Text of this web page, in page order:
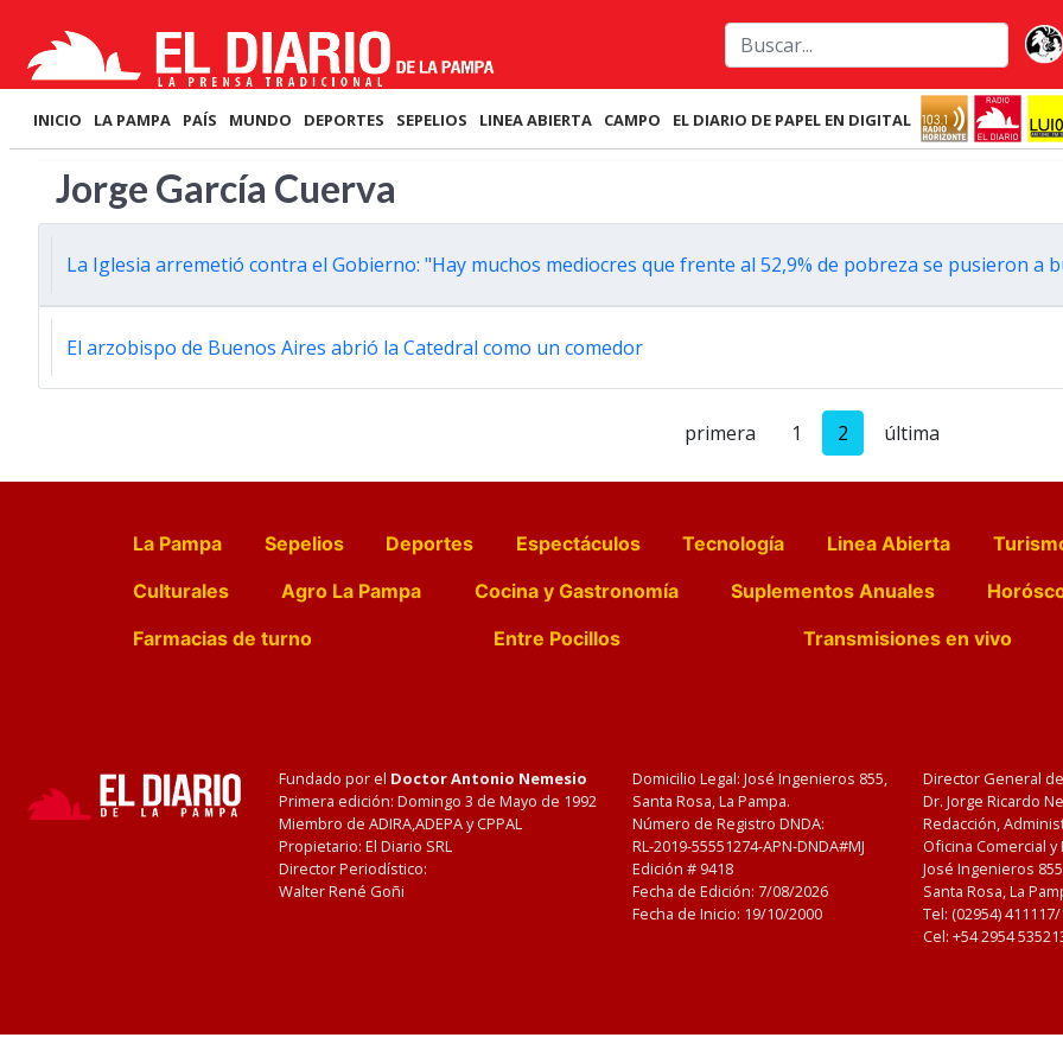
INICIO LA PAMPA PAÍS MUNDO DEPORTES SEPELIOS LINEA ABIERTA CAMPO EL DIARIO DE PAPEL EN DIGITAL
Jorge García Cuerva
La Iglesia arremetió contra el Gobierno: "Hay muchos mediocres que frente al 52,9% de pobreza se pusieron a
El arzobispo de Buenos Aires abrió la Catedral como un comedor
primera 1 2 última
La Pampa Sepelios Deportes Espectáculos Tecnología Linea Abierta
Culturales
Agro La Pampa Cocina y Gastronomía Suplementos Anuales
Farmacias de turno
Entre Pocillos Transmisiones en vivo
Fundado por el Doctor Antonio Nemesio
Primera edición: Domingo 3 de Mayo de 1992
Miembro de ADIRA,ADEPA y CPPAL
Propietario: El Diario SRL
Director Periodístico:
Walter René Goñi
Domicilio Legal: José Ingenieros 855,
Santa Rosa, La Pampa.
Número de Registro DNDA:
RL-2019-55551274-APN-DNDA#MJ
Edición # 9418
Fecha de Edición: 7/08/2026
Fecha de Inicio: 19/10/2000
Director General
Dr. Jorge Ricardo
Redacción,
Oficina Comercial
José Ingenieros
Santa Rosa, La
Tel: (02954)
Cel: +54 2954